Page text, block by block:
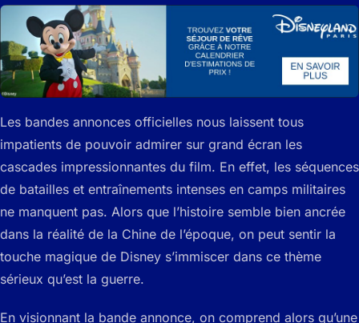
Les bandes annonces officielles nous laissent tous
impatients de pouvoir admirer sur grand écran les
cascades impressionnantes du film. En effet, les séquences
de batailles et entraînements intenses en camps militaires
ne manquent pas. Alors que l’histoire semble bien ancrée
dans la réalité de la Chine de l’époque, on peut sentir la
touche magique de Disney s’immiscer dans ce thème
sérieux qu’est la guerre.
En visionnant la bande annonce, on comprend alors qu’une